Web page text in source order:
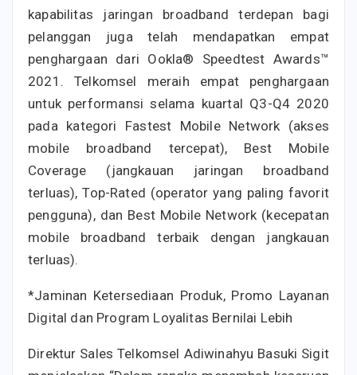
kapabilitas jaringan broadband terdepan bagi
pelanggan juga telah mendapatkan empat
penghargaan dari Ookla® Speedtest Awards™
2021. Telkomsel meraih empat penghargaan
untuk performansi selama kuartal Q3-Q4 2020
pada kategori Fastest Mobile Network (akses
mobile broadband tercepat), Best Mobile
Coverage (jangkauan jaringan broadband
terluas), Top-Rated (operator yang paling favorit
pengguna), dan Best Mobile Network (kecepatan
mobile broadband terbaik dengan jangkauan
terluas).
*Jaminan Ketersediaan Produk, Promo Layanan
Digital dan Program Loyalitas Bernilai Lebih
Direktur Sales Telkomsel Adiwinahyu Basuki Sigit